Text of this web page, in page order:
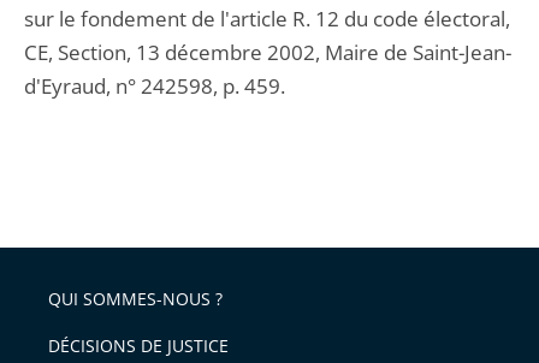
sur le fondement de l'article R. 12 du code électoral,
CE, Section, 13 décembre 2002, Maire de Saint-Jean-
d'Eyraud, n° 242598, p. 459.
QUI SOMMES-NOUS ?
DÉCISIONS DE JUSTICE